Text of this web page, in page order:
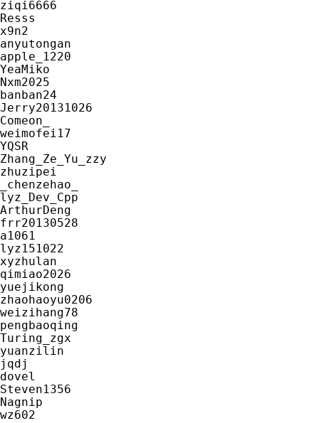
ziqi6666
Resss
x9n2
anyutongan
apple_1220
YeaMiko
Nxm2025
banban24
Jerry20131026
Comeon_
weimofei17
YQSR
Zhang_Ze_Yu_zzy
zhuzipei
_chenzehao_
lyz_Dev_Cpp
ArthurDeng
frr20130528
a1061
lyz151022
xyzhulan
qimiao2026
yuejikong
zhaohaoyu0206
weizihang78
pengbaoqing
Turing_zgx
yuanzilin
jqdj
dovel
Steven1356
Nagnip
wz602